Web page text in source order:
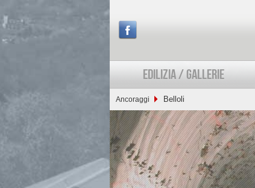
EDILIZIA / GALLERIE
Ancoraggi Belloli